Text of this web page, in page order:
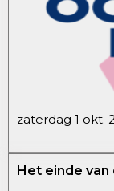
zaterdag 1 okt.
Het einde